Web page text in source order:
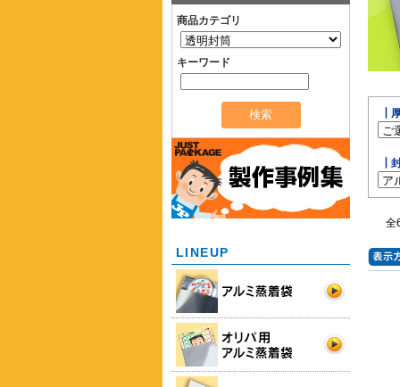
┃
┃
全
商品カテゴリ
キーワード
LINEUP